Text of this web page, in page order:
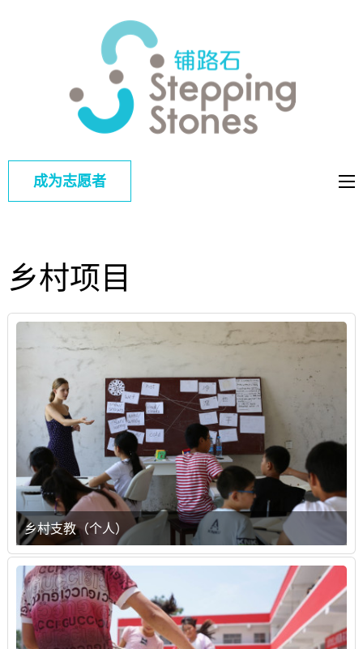
铺路
石
成为志愿者
乡村项目
乡村支教（个人）